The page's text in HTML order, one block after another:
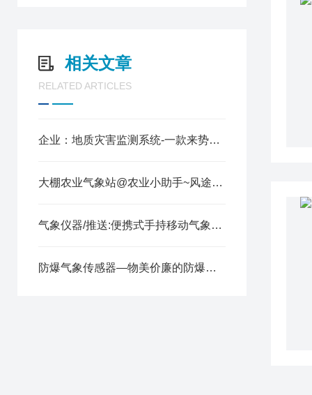
相关文章
RELATED ARTICLES
企业：地质灾害监测系统-一款来势汹汹的地质灾害监测预警系统
大棚农业气象站@农业小助手~风途厂家值得
气象仪器/推送:便携式手持移动气象站—集多项气象要素于一体的气象观测仪器
防爆气象传感器—物美价廉的防爆气象仪@2025全国发货